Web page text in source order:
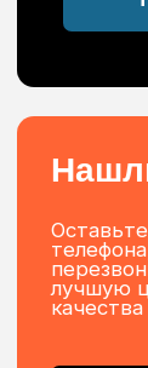
Рулонные
степени
ткани «dimout»
помещение от
Рулонное
автоматически
которым легко
электрические
комфорт в